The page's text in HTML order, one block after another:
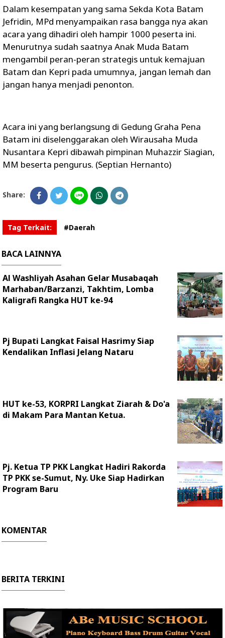
Dalam kesempatan yang sama Sekda Kota Batam
Jefridin, MPd menyampaikan rasa bangga nya akan
acara yang dihadiri oleh hampir 1000 peserta ini.
Menurutnya sudah saatnya Anak Muda Batam
mengambil peran-peran strategis untuk kemajuan
Batam dan Kepri pada umumnya, jangan lemah dan
jangan hanya menjadi penonton.
Acara ini yang berlangsung di Gedung Graha Pena
Batam ini diselenggarakan oleh Wirausaha Muda
Nusantara Kepri dibawah pimpinan Muhazzir Siagian,
MM beserta pengurus. (Septian Hernanto)
Share:
Tag Terkait: #Daerah
BACA LAINNYA
Al Washliyah Asahan Gelar Musabaqah
Marhaban/Barzanzi, Takhtim, Lomba
Kaligrafi Rangka HUT ke-94
Pj Bupati Langkat Faisal Hasrimy Siap
Kendalikan Inflasi Jelang Nataru
HUT ke-53, KORPRI Langkat Ziarah & Do'a
di Makam Para Mantan Ketua.
Pj. Ketua TP PKK Langkat Hadiri Rakorda
TP PKK se-Sumut, Ny. Uke Siap Hadirkan
Program Baru
KOMENTAR
BERITA TERKINI